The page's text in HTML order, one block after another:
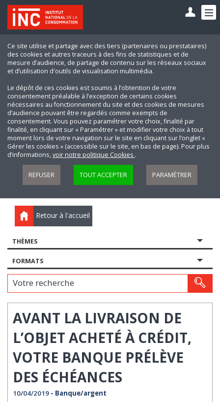
Ce site utilise et partage avec des tiers (partenaires ou prestataires)
des cookies et autres traceurs à des fins de statistiques et de
mesure d’audience, de partage de contenu sur les réseaux sociaux
et d’utilisation d'outils de visualisation multimédia.
Le dépôt de ces cookies est soumis à l’obtention de votre
consentement préalable à l’exception de certains cookies
nécessaires au fonctionnement du site et des cookies de mesures
d’audience pouvant être regardés comme exempts de
consentement. Vous pouvez paramétrer votre choix, finalité par
finalité, en cliquant sur « Paramétrer » et modifier votre choix à tout
moment lors de votre navigation sur le site en cliquant sur l’onglet «
Gérer les cookies » (accessible sur le site, en bas de page). Pour plus
d’informations,voir notre politique Cookies .
REFUSER TOUT ACCEPTER PARAMÉTRER
Retour à l'accueil
THÈMES
FORMATS
Votre recherche
AVANT LA LIVRAISON DE
L’OBJET ACHETÉ À CRÉDIT,
VOTRE BANQUE PRÉLÈVE
DES ÉCHÉANCES
10/04/2019 - Banque/argent